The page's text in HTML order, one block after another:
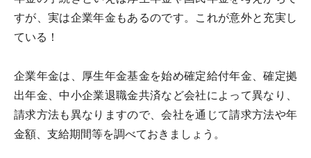
すが、実は企業年金もあるのです。これが意外と充実し
ている！
企業年金は、厚生年金基金を始め確定給付年金、確定拠
出年金、中小企業退職金共済など会社によって異なり、
請求方法も異なりますので、会社を通じて請求方法や年
金額、支給期間等を調べておきましょう。